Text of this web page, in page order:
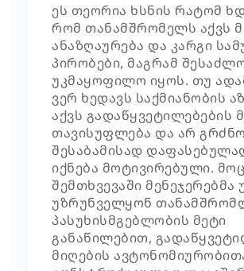
ეს თეორია ხსნის რატომ
რომ თანამშრომელს აქვს
ანაზღაურება და კარგი
პირობები, მაგრამ
უკმაყოფილო იყოს. თუ
ვერ ხედავს საქმიანობის
აქვს გადაწყვეტილებების
თავისუფლება და არ
შესაბამისად
იქნება მოტივირებული.
შემთხვევაში მენეჯერებმა
უზრუნველყონ
პასუხისმგებლობის მეტი
განაწილებით,
მიღების